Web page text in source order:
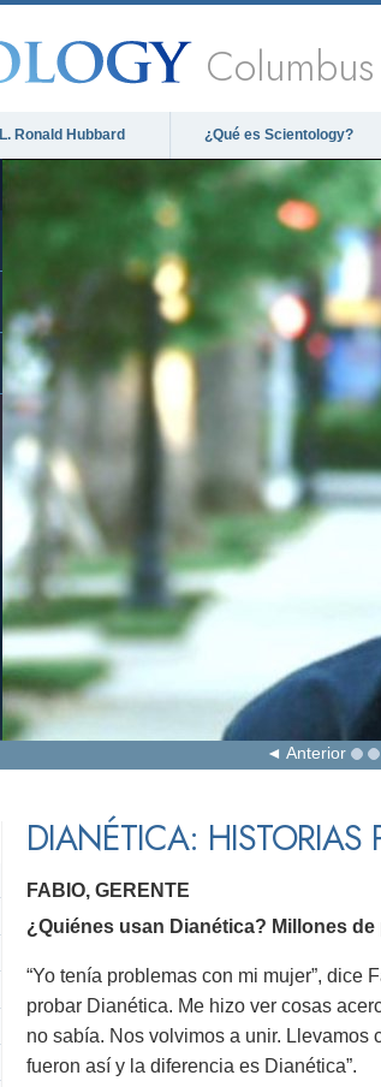
Columbus
L. Ronald Hubbard ¿Qué es Scientology?
Anterior
DIANÉTICA: HISTORIAS
FABIO, GERENTE
¿Quiénes usan Dianética? Millones
“Yo tenía problemas con mi mujer”, dice
probar Dianética. Me hizo ver cosas
no sabía. Nos volvimos a unir. Llevamos
fueron así y la diferencia es Dianética”.